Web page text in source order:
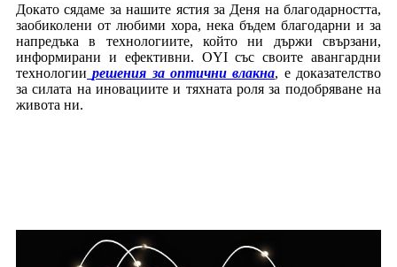
Докато сядаме за нашите ястия за Деня на благодарността,
заобиколени от любими хора, нека бъдем благодарни и за
напредъка в технологиите, който ни държи свързани,
информирани и ефективни. OYI със своите авангардни
технологии решения за оптични влакна, е доказателство
за силата на иновациите и тяхната роля за подобряване на
живота ни.